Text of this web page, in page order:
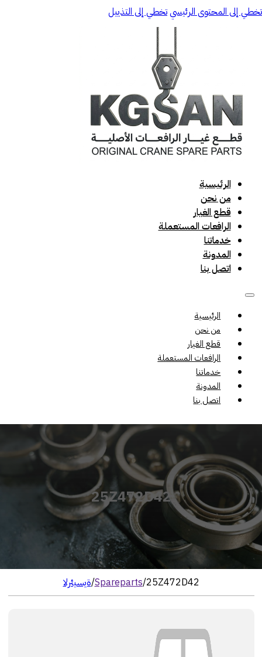
تخطي إلى المحتوى الرئيسيتخطي إلى التذييل
الرئيسية
من نحن
قطع الغيار
الرافعات المستعملة
خدماتنا
المدونة
اتصل بنا
الرئيسية
من نحن
قطع الغيار
الرافعات المستعملة
خدماتنا
المدونة
اتصل بنا
25Z472D42
الرئيسية/Spareparts/25Z472D42